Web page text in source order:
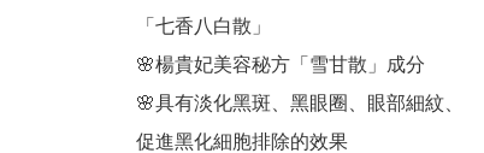
「七香八白散」
🌸楊貴妃美容秘方「雪甘散」成分
🌸具有淡化黑斑、黑眼圈、眼部細紋、
促進黑化細胞排除的效果